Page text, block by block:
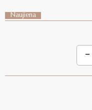
Naujiena